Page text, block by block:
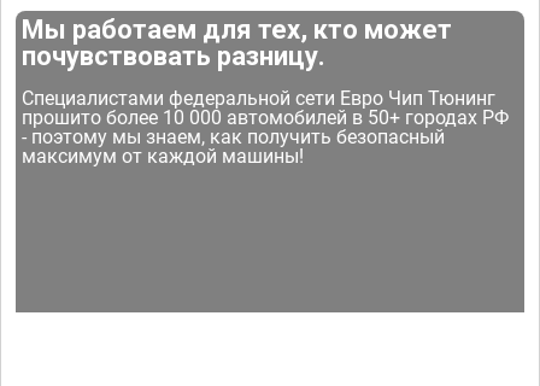
Мы работаем для тех, кто может
почувствовать разницу.
Специалистами федеральной сети Евро Чип Тюнинг
прошито более 10 000 автомобилей в 50+ городах РФ
- поэтому мы знаем, как получить безопасный
максимум от каждой машины!